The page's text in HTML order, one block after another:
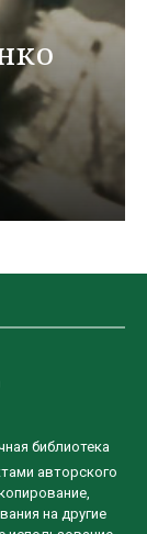
библиотека
авторского
на другие